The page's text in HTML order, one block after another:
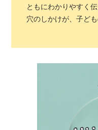
ともにわかりやすく
穴のしかけが、子ど